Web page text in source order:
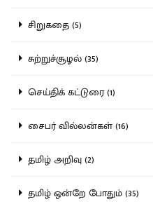
சிறுகதை (5)
சுற்றுச்சூழல் (35)
செய்திக் கட்டுரை (1)
சைபர் வில்லன்கள் (16)
தமிழ் அறிவு (2)
தமிழ் ஒன்றே போதும் (35)